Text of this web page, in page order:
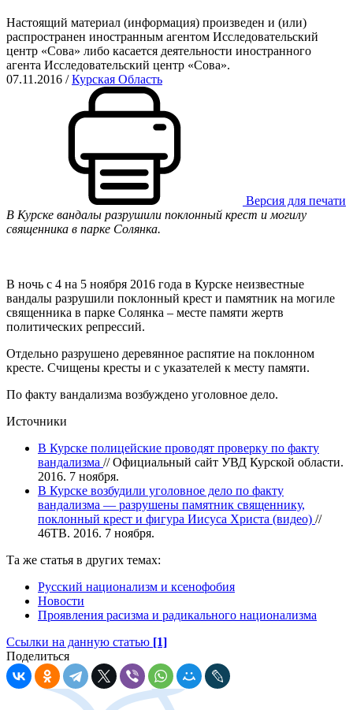
Настоящий материал (информация) произведен и (или)
распространен иностранным агентом Исследовательский
центр «Сова» либо касается деятельности иностранного
агента Исследовательский центр «Сова».
07.11.2016 /Курская Область
Версия для печати
В Курске вандалы разрушили поклонный крест и могилу
священника в парке Солянка.
В ночь с 4 на 5 ноября 2016 года в Курске неизвестные
вандалы разрушили поклонный крест и памятник на могиле
священника в парке Солянка – месте памяти жертв
политических репрессий.
Отдельно разрушено деревянное распятие на поклонном
кресте. Счищены кресты и с указателей к месту памяти.
По факту вандализма возбуждено уголовное дело.
Источники
В Курске полицейские проводят проверку по факту
вандализма // Официальный сайт УВД Курской области.
2016. 7 ноября.
В Курске возбудили уголовное дело по факту
вандализма — разрушены памятник священнику,
поклонный крест и фигура Иисуса Христа (видео) //
46ТВ. 2016. 7 ноября.
Та же статья в других темах:
Русский национализм и ксенофобия
Новости
Проявления расизма и радикального национализма
Ссылки на данную статью [1]
Поделиться